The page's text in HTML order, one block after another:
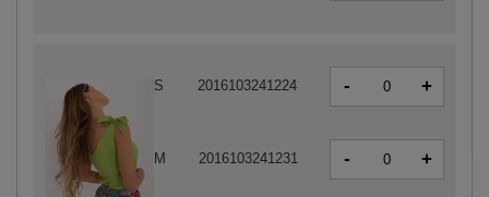
S 2016103241224 - +
M 2016103241231 - +